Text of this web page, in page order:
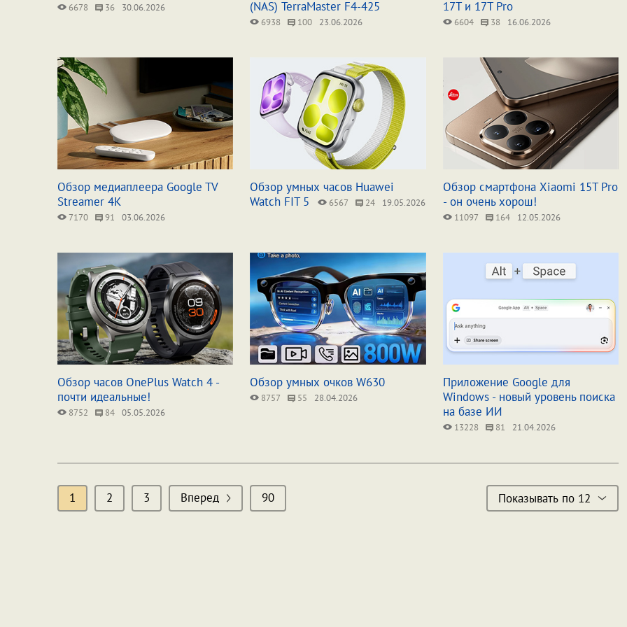
6678 36 30.06.2026 (NAS) TerraMaster F4-425
6938 100 23.06.2026
17T и 17T Pro
6604 38 16.06.2026
Обзор медиаплеера Google TV
Streamer 4K
7170 91 03.06.2026
Обзор умных часов Huawei
Watch FIT 5
6567 24 19.05.2026
Обзор смартфона Xiaomi 15T Pro
- он очень хорош!
11097 164 12.05.2026
Обзор часов OnePlus Watch 4 -
почти идеальные!
8752 84 05.05.2026
Обзор умных очков W630
8757 55 28.04.2026
Приложение Google для
Windows - новый уровень поиска
на базе ИИ
13228 81 21.04.2026
1 2 3 Вперед 90 Показывать по 12